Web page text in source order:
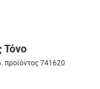
Τόνο
προϊόντος 741620